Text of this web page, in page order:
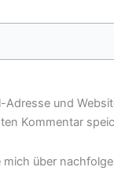
Adresse und
Kommentar
mich über